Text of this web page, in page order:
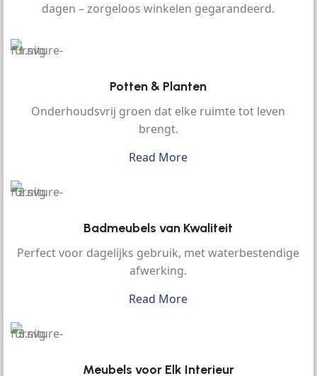
dagen – zorgeloos winkelen gegarandeerd.
Potten & Planten
Onderhoudsvrij groen dat elke ruimte tot leven
brengt.
Read More
Badmeubels van Kwaliteit
Perfect voor dagelijks gebruik, met waterbestendige
afwerking.
Read More
Meubels voor Elk Interieur